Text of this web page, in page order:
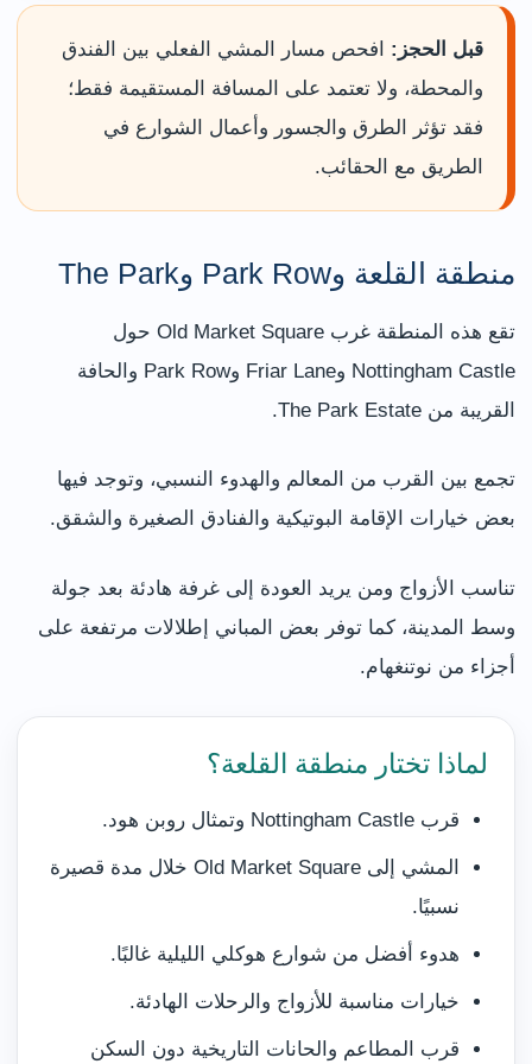
قبل الحجز: افحص مسار المشي الفعلي بين الفندق
والمحطة، ولا تعتمد على المسافة المستقيمة فقط؛
فقد تؤثر الطرق والجسور وأعمال الشوارع في
الطريق مع الحقائب.
منطقة القلعة وPark Row وThe Park
تقع هذه المنطقة غرب Old Market Square حول
Nottingham Castle وFriar Lane وPark Row والحافة
القريبة من The Park Estate.
تجمع بين القرب من المعالم والهدوء النسبي، وتوجد فيها
بعض خيارات الإقامة البوتيكية والفنادق الصغيرة والشقق.
تناسب الأزواج ومن يريد العودة إلى غرفة هادئة بعد جولة
وسط المدينة، كما توفر بعض المباني إطلالات مرتفعة على
أجزاء من نوتنغهام.
لماذا تختار منطقة القلعة؟
قرب Nottingham Castle وتمثال روبن هود.
المشي إلى Old Market Square خلال مدة قصيرة
نسبيًا.
هدوء أفضل من شوارع هوكلي الليلية غالبًا.
خيارات مناسبة للأزواج والرحلات الهادئة.
قرب المطاعم والحانات التاريخية دون السكن